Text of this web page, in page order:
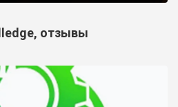
отзывы